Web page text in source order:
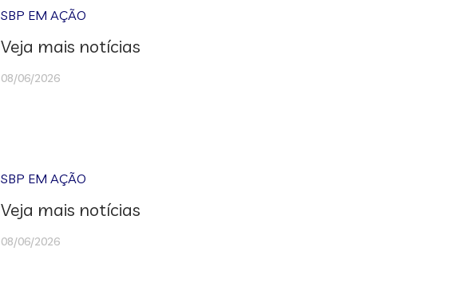
SBP EM AÇÃO
Veja mais notícias
08/06/2026
SBP EM AÇÃO
Veja mais notícias
08/06/2026